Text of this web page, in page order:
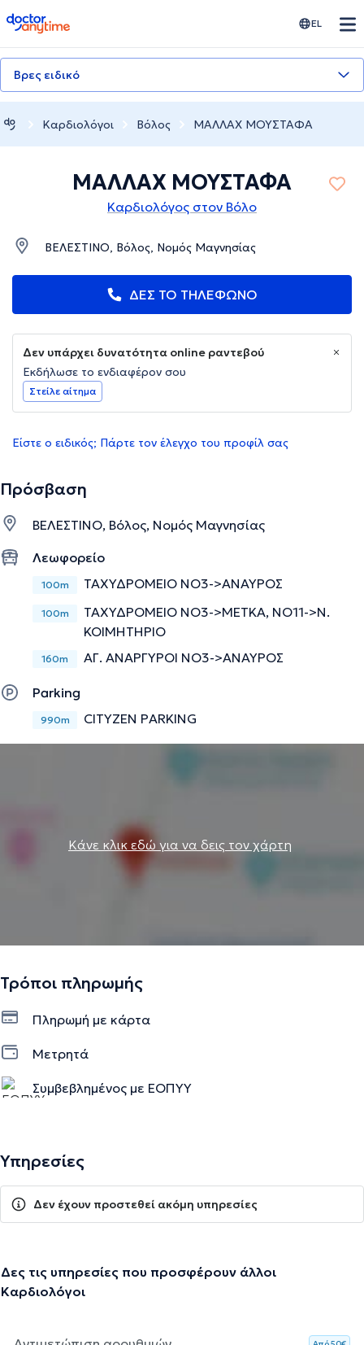
doctoranytime EL
Βρες ειδικό
Καρδιολόγοι Βόλος ΜΑΛΛΑΧ ΜΟΥΣΤΑΦΑ
ΜΑΛΛΑΧ ΜΟΥΣΤΑΦΑ
Καρδιολόγος στον Βόλο
ΒΕΛΕΣΤΙΝΟ, Βόλος, Νομός Μαγνησίας
ΔΕΣ ΤΟ ΤΗΛΕΦΩΝΟ
Δεν υπάρχει δυνατότητα online ραντεβού
Εκδήλωσε το ενδιαφέρον σου
Στείλε αίτημα
Είστε ο ειδικός; Πάρτε τον έλεγχο του προφίλ σας
Πρόσβαση
ΒΕΛΕΣΤΙΝΟ, Βόλος, Νομός Μαγνησίας
Λεωφορείο
100m ΤΑΧΥΔΡΟΜΕΙΟ ΝΟ3->ΑΝΑΥΡΟΣ
100m
ΤΑΧΥΔΡΟΜΕΙΟ ΝΟ3->ΜΕΤΚΑ, ΝΟ11->Ν.
ΚΟΙΜΗΤΗΡΙΟ
160m ΑΓ. ΑΝΑΡΓΥΡΟΙ ΝΟ3->ΑΝΑΥΡΟΣ
Parking
990m CITYZEN PARKING
Κάνε κλικ εδώ για να δεις τον χάρτη
Τρόποι πληρωμής
Πληρωμή με κάρτα
Μετρητά
Συμβεβλημένος με ΕΟΠΥΥ
Υπηρεσίες
Δεν έχουν προστεθεί ακόμη υπηρεσίες
Δες τις υπηρεσίες που προσφέρουν άλλοι
Καρδιολόγοι